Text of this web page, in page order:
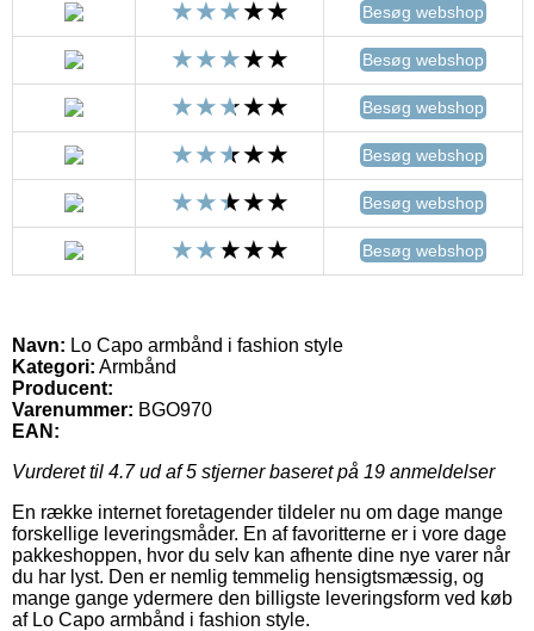
Besøg webshop
Besøg webshop
Besøg webshop
Besøg webshop
Besøg webshop
Besøg webshop
Navn: Lo Capo armbånd i fashion style
Kategori: Armbånd
Producent:
Varenummer: BGO970
EAN:
Vurderet til 4.7ud af 5 stjerner baseret på 19 anmeldelser
En række internet foretagender tildeler nu om dage mange
forskellige leveringsmåder. En af favoritterne er i vore dage
pakkeshoppen, hvor du selv kan afhente dine nye varer når
du har lyst. Den er nemlig temmelig hensigtsmæssig, og
mange gange ydermere den billigste leveringsform ved køb
af Lo Capo armbånd i fashion style.